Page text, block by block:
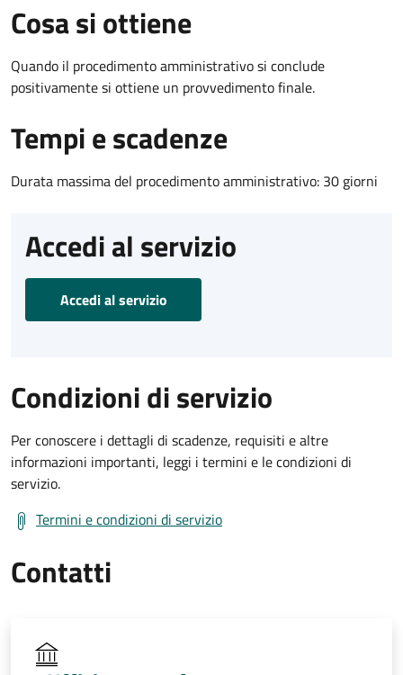
Cosa si ottiene
Quando il procedimento amministrativo si conclude
positivamente si ottiene un provvedimento finale.
Tempi e scadenze
Durata massima del procedimento amministrativo: 30 giorni
Accedi al servizio
Accedi al servizio
Condizioni di servizio
Per conoscere i dettagli di scadenze, requisiti e altre
informazioni importanti, leggi i termini e le condizioni di
servizio.
Termini e condizioni di servizio
Contatti